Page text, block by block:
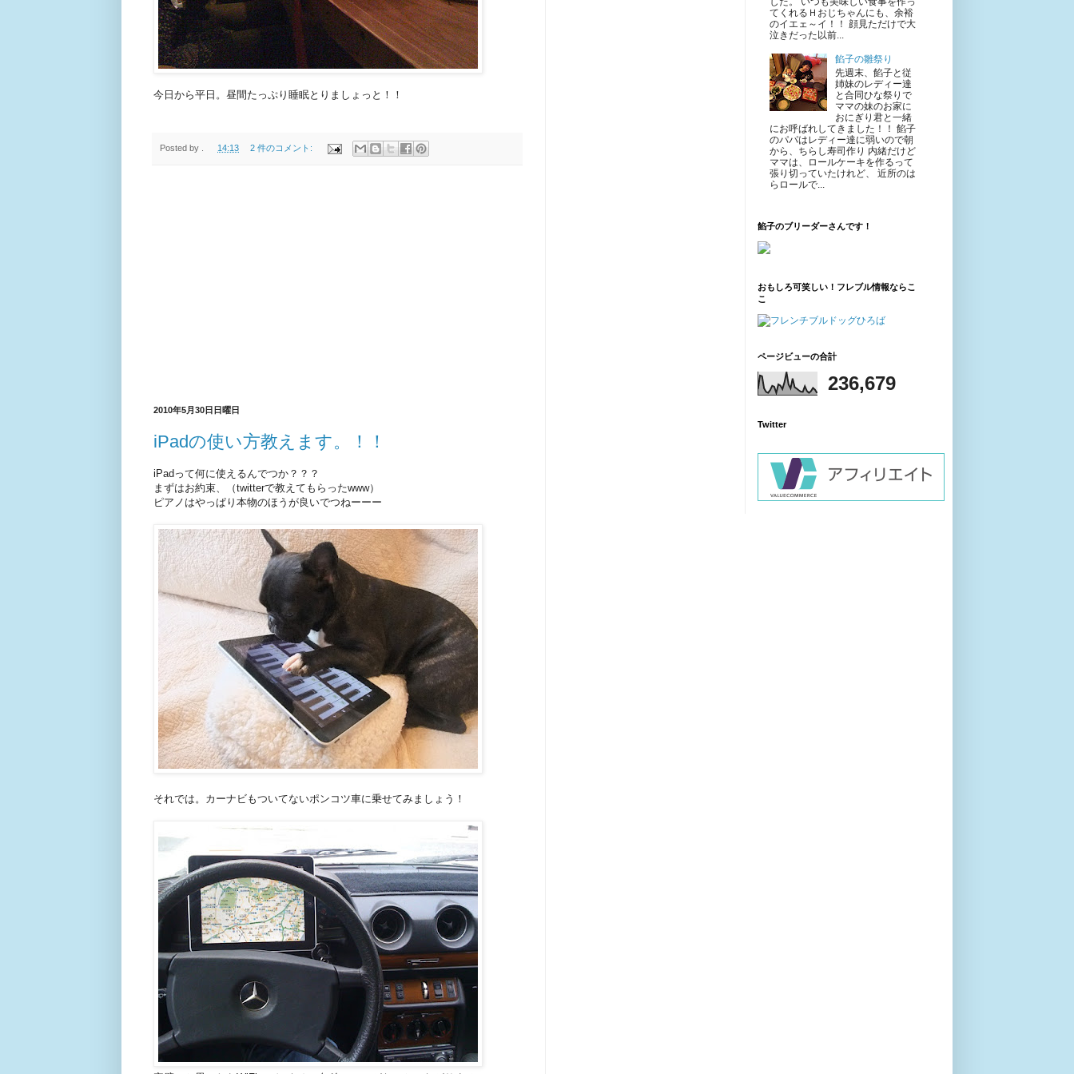
今日から平日。昼間たっぷり睡眠とりましょっと！！
Posted by 14:13 2 件のコメント:
2010年5月30日日曜日
iPadの使い方教えます。！！
iPadって何に使えるんでつか？？？
まずはお約束、（twitterで教えてもらったwww）
ピアノはやっぱり本物のほうが良いでつねーーー
それでは。カーナビもついてないポンコツ車に乗せてみましょう！
てくれるＨおじちゃんにも、余裕
のイエェ～イ！！ 顔見ただけで大
泣きだった以前...
餡子の雛祭り
先週末、餡子と従
姉妹のレディー達
と合同ひな祭りで
ママの妹のお家に
おにぎり君と一緒
にお呼ばれしてきました！！ 餡子
のパパはレディー達に弱いので朝
から、ちらし寿司作り 内緒だけど
ママは、ロールケーキを作るって
張り切っていたけれど、 近所のは
らロールで...
餡子のブリーダーさんです！
おもしろ可笑しい！フレブル情報ならこ
こ
ページビューの合計
236,679
Twitter